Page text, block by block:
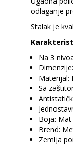
odlaganje
Stalak je
Na 3
Materijal:
Sa
Boja: Mat
Brend:
Zemlja